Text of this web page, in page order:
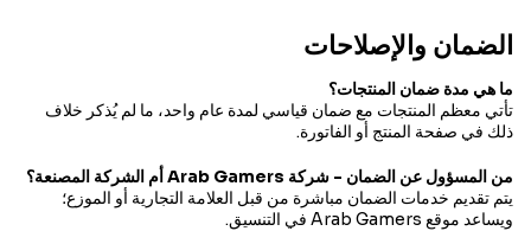
وفي عبوتها الأصلية المغلقة، مع جميع الأوراق والأجزاء والملحقات التي
كانت مرفقة بها.
سنقوم برد المبلغ بالكامل عبر طريقة الدفع الأصلية.
تخضع بعض الأجهزة الإلكترونية والمنتجات المتخصصة لشروط إرجاع
محددة. يرجى مراجعة قائمة الإرجاع المفصلة لدينا.
الضمان والإصلاحات
ما هي مدة ضمان المنتجات؟
تأتي معظم المنتجات مع ضمان قياسي لمدة عام واحد، ما لم يُذكر خلاف
ذلك في صفحة المنتج أو الفاتورة.
من المسؤول عن الضمان - شركة Arab Gamers أم الشركة المصنعة؟
يتم تقديم خدمات الضمان مباشرة من قبل العلامة التجارية أو الموزع؛
ويساعد موقع Arab Gamers في التنسيق.